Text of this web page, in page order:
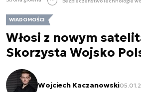
WIADOMOŚCI
Włosi z nowym
Skorzysta Wojsko
Wojciech Kaczanowski